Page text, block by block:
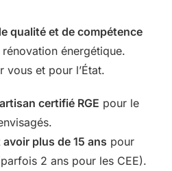
qualité et de compétence
énergétique.
vous et pour l’État.
artisan certifié RGE pour le
plus de 15 ans pour
2 ans pour les CEE).